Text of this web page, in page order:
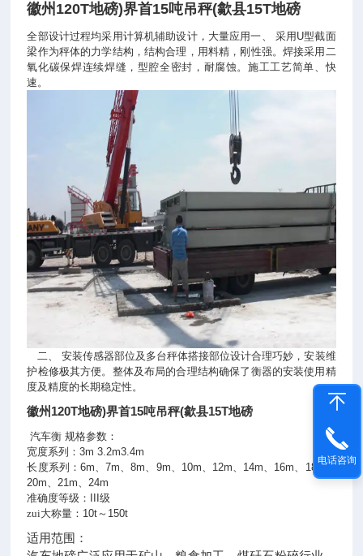
徽州120T地磅)界首15吨吊秤(歙县15T地磅
全部设计过程均采用计算机辅助设计，大量应用一、 采用 U型截面
梁作为秤体的力学结构，结构合理，用料精，刚性强。焊接采用二
氧化碳保焊连续焊缝，型腔全密封，耐腐蚀。施工工艺简单、快
速。
二、
安装传感器部位及多台秤体搭接部位设计合理巧妙，安装维
护检修极其方便。整体及布局的合理结构确保了衡器的安装使用精
度及精度的长期稳定性。
徽州120T地磅)界首15吨吊秤(歙县15T地磅
汽车衡 规格参数：
宽度系列：3m3.2m3.4m
长度系列： 6m 、7m 、8m 9m 10m 12m 14m 16m 18m、
20m
21m
24m
准确度等级： III级
zui大称量： 10t～ 150t
适用范围：
电话咨询